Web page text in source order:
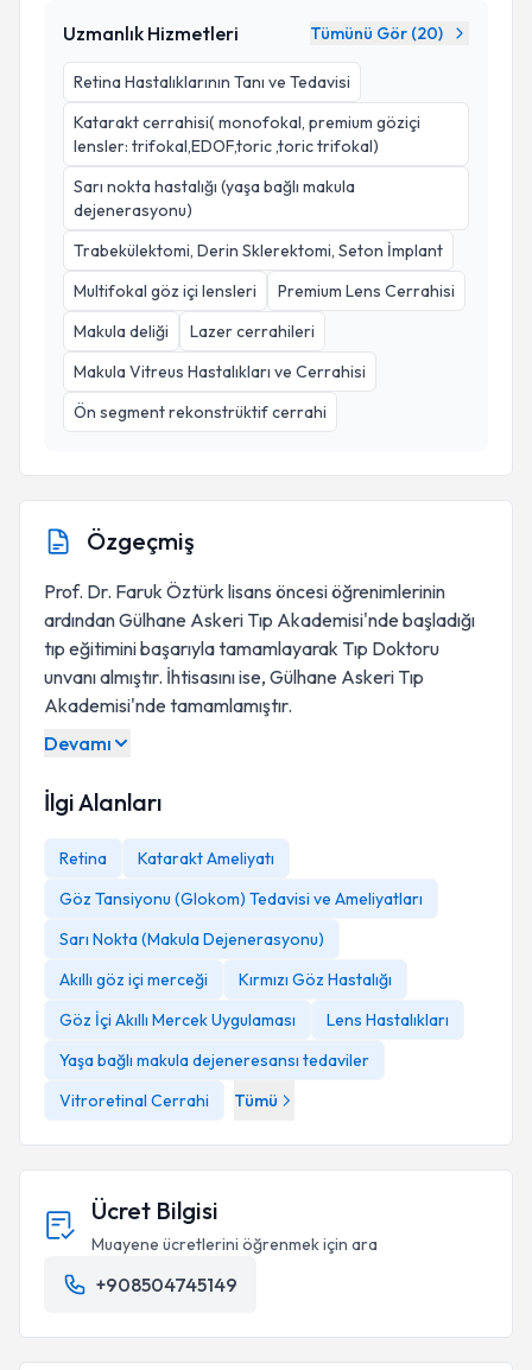
Uzmanlık Hizmetleri Tümünü Gör (20)
Retina Hastalıklarının Tanı ve Tedavisi
Katarakt cerrahisi( monofokal, premium göziçi
lensler: trifokal,EDOF,toric ,toric trifokal)
Sarı nokta hastalığı (yaşa bağlı makula
dejenerasyonu)
Trabekülektomi, Derin Sklerektomi, Seton İmplant
Multifokal göz içi lensleri
Premium Lens Cerrahisi
Makula deliği
Lazer cerrahileri
Makula Vitreus Hastalıkları ve Cerrahisi
Ön segment rekonstrüktif cerrahi
Özgeçmiş
Prof. Dr. Faruk Öztürk lisans öncesi öğrenimlerinin
ardından Gülhane Askeri Tıp Akademisi'nde başladığı
tıp eğitimini başarıyla tamamlayarak Tıp Doktoru
unvanı almıştır. İhtisasını ise, Gülhane Askeri Tıp
Akademisi'nde tamamlamıştır.
Devamı
İlgi Alanları
Retina
Katarakt Ameliyatı
Göz Tansiyonu (Glokom) Tedavisi ve Ameliyatları
Sarı Nokta (Makula Dejenerasyonu)
Akıllı göz içi merceği
Kırmızı Göz Hastalığı
Göz İçi Akıllı Mercek Uygulaması
Lens Hastalıkları
Yaşa bağlı makula dejeneresansı tedaviler
Vitroretinal Cerrahi
Tümü
Ücret Bilgisi
Muayene ücretlerini öğrenmek için ara
+908504745149